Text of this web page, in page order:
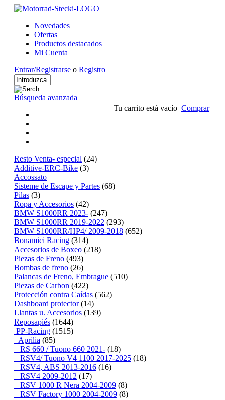
Novedades
Ofertas
Productos destacados
Mi Cuenta
Entrar/Registrarse o Registro
Búsqueda avanzada
Tu carrito está vacío Comprar
Resto Venta- especial (24)
Additive-ERC-Bike (3)
Accossato
Sisteme de Escape y Partes (68)
Pilas (3)
Ropa y Accesorios (42)
BMW S1000RR 2023- (247)
BMW S1000RR 2019-2022 (293)
BMW S1000RR/HP4/ 2009-2018 (652)
Bonamici Racing (314)
Accesorios de Boxeo (218)
Piezas de Freno (493)
Bombas de freno (26)
Palancas de Freno, Embrague (510)
Piezas de Carbon (422)
Protección contra Caídas (562)
Dashboard protector(14)
Llantas u. Accesorios (139)
Reposapiés (1644)
PP-Racing (1515)
Aprilia (85)
RS 660 / Tuono 660 2021- (18)
RSV4/ Tuono V4 1100 2017-2025 (18)
RSV4, ABS 2013-2016 (16)
RSV4 2009-2012 (17)
RSV 1000 R Nera 2004-2009 (8)
RSV Factory 1000 2004-2009 (8)